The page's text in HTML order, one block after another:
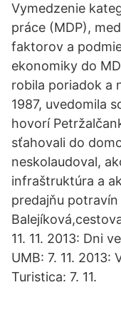
Vymedzenie
práce (MDP),
faktorov a
ekonomiky do
robila poriadok a
1987, uvedomila
hovorí
sťahovali do
neskolaudoval,
infraštruktúra a
predajňu potravín
11. 11. 2013: Dni
UMB: 7. 11.
Turistica: 7. 11.